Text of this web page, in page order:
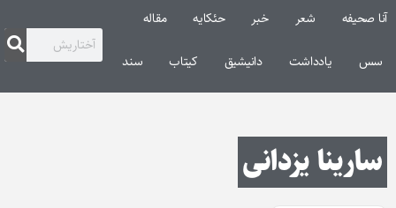
آنا صحیفه شعر خبر حئکایه مقاله‌
سس یادداشت دانیشیق کیتاب سند
سارینا یزدانی